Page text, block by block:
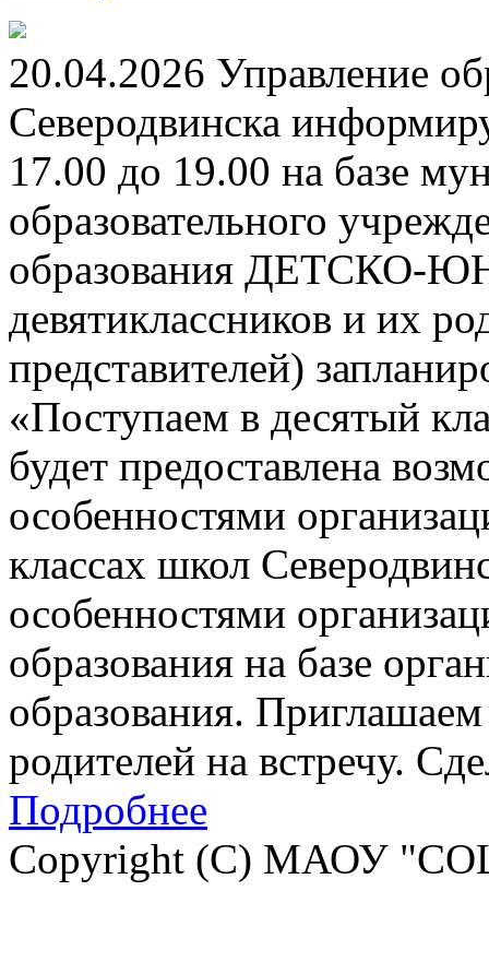
20.04.2026 Управление
Северодвинска
17.00 до 19.00 на базе
образовательного
образования
девятиклассников и их
представителей)
«Поступаем в десятый
будет предоставлена
особенностями
классах школ
особенностями
образования на базе
образования.
родителей на встречу.
Подробнее
Copyright (C) МАОУ